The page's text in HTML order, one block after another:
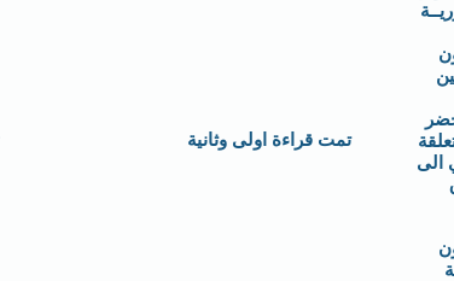
الى
تمت قراءة اولى وثانية